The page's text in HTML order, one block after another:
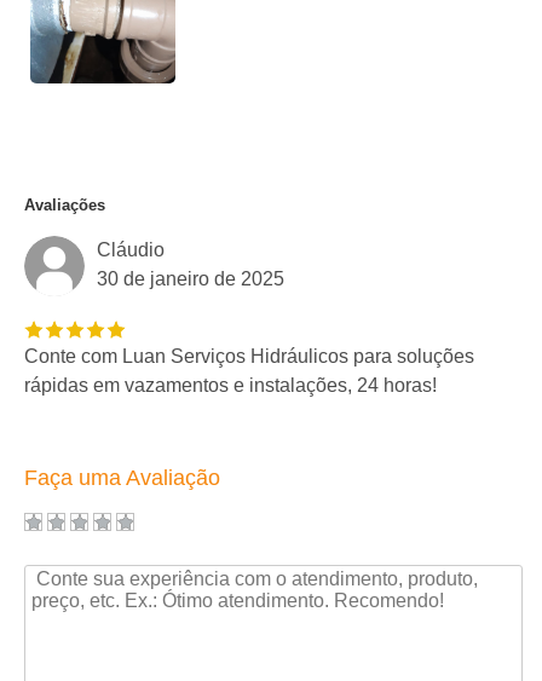
Avaliações
Cláudio
30 de janeiro de 2025
Conte com Luan Serviços Hidráulicos para soluções
rápidas em vazamentos e instalações, 24 horas!
Faça uma Avaliação